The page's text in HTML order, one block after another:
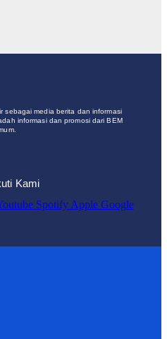
sebagai media berita dan informasi
informasi dan promosi dari BEM
Kami
Spotify Apple Google